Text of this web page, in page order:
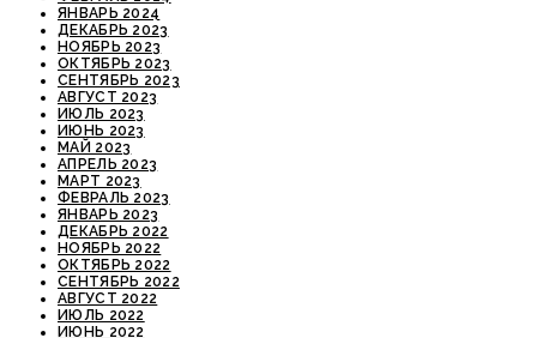
ЯНВАРЬ 2024
ДЕКАБРЬ 2023
НОЯБРЬ 2023
ОКТЯБРЬ 2023
СЕНТЯБРЬ 2023
АВГУСТ 2023
ИЮЛЬ 2023
ИЮНЬ 2023
МАЙ 2023
АПРЕЛЬ 2023
МАРТ 2023
ФЕВРАЛЬ 2023
ЯНВАРЬ 2023
ДЕКАБРЬ 2022
НОЯБРЬ 2022
ОКТЯБРЬ 2022
СЕНТЯБРЬ 2022
АВГУСТ 2022
ИЮЛЬ 2022
ИЮНЬ 2022